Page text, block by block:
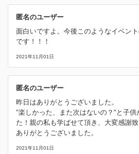
匿名のユーザー
面白いですよ。今後このようなイベン
です！！！
2021年11月01日
匿名のユーザー
昨日はありがとうございました。
"楽しかった、また次はないの？"と子供
た！親の私も学ばせて頂き、大変感謝致
ありがとうございました。
2021年11月01日